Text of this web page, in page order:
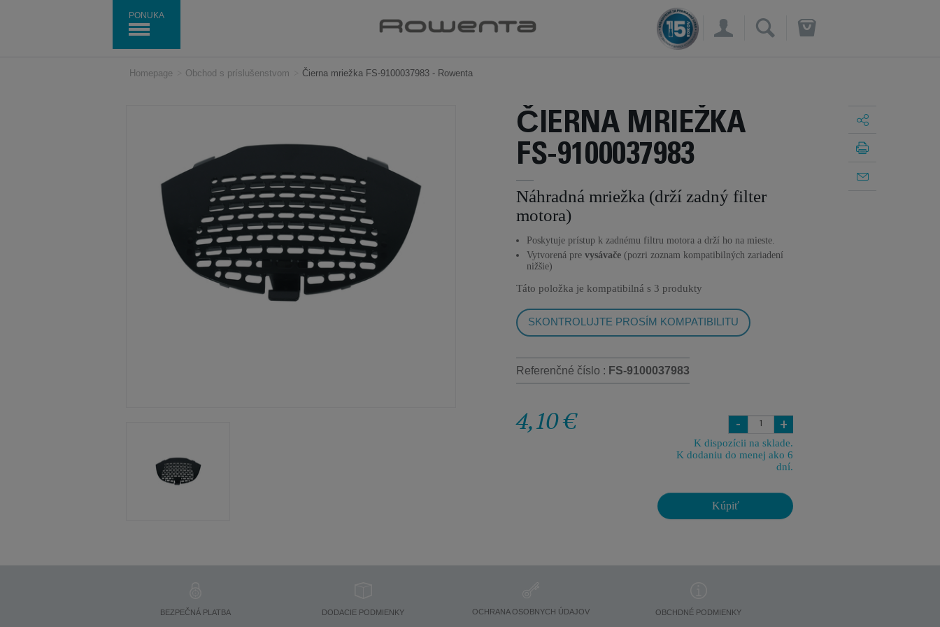
PONUKA
×
Homepage Obchod s príslušenstvom Čierna mriežka FS-9100037983 - Rowenta
ČIERNA MRIEŽKA
FS-9100037983
Náhradná mriežka (drží zadný filter
motora)
Poskytuje prístup k zadnému filtru motora a drží ho na mieste.
Vytvorená pre vysávače (pozri zoznam kompatibilných zariadení
nižšie)
Táto položka je kompatibilná s 3 produkty
SKONTROLUJTE PROSÍM KOMPATIBILITU
Referenčné číslo : FS-9100037983
4,10 € - +
K dispozícii na sklade.
K dodaniu do menej ako 6
dní.
Kúpiť
BEZPEČNÁ PLATBA DODACIE PODMIENKY OCHRANA OSOBNYCH ÚDAJOV OBCHDNÉ PODMIENKY